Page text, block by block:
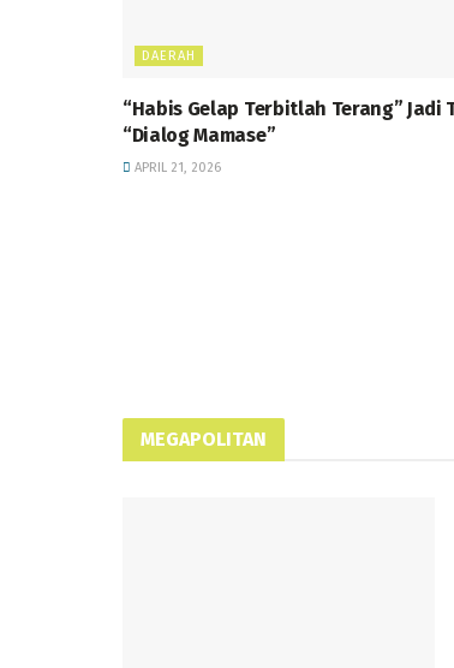
DAERAH
“Habis Gelap Terbitlah Terang” Jadi
“Dialog Mamase”
APRIL 21, 2026
MEGAPOLITAN